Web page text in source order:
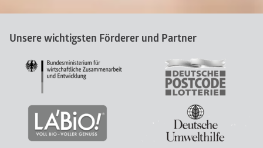
Unsere wichtigsten Förderer und Partner